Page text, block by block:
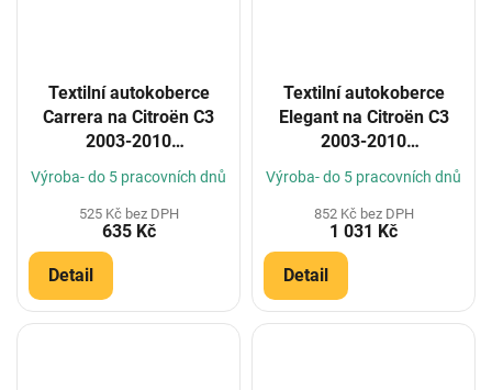
Textilní autokoberce
Carrera na Citroën C3
2003-2010
(Konfigurátor)
Výroba- do 5 pracovních dnů
525 Kč bez DPH
635 Kč
Detail
Textilní autokoberce
Elegant na Citroën C3
2003-2010
(Konfigurátor)
Výroba- do 5 pracovních dnů
852 Kč bez DPH
1 031 Kč
Detail